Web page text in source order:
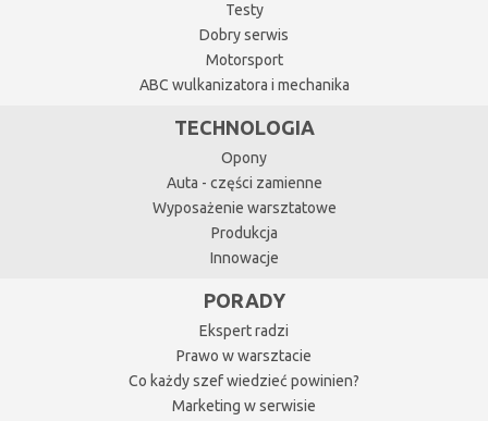
Testy
Dobry serwis
Motorsport
ABC wulkanizatora i mechanika
TECHNOLOGIA
Opony
Auta - części zamienne
Wyposażenie warsztatowe
Produkcja
Innowacje
PORADY
Ekspert radzi
Prawo w warsztacie
Co każdy szef wiedzieć powinien?
Marketing w serwisie